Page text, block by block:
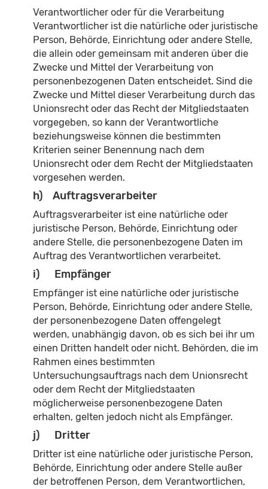
Verantwortlicher oder für die Verarbeitung
Verantwortlicher ist die natürliche oder juristische
Person, Behörde, Einrichtung oder andere Stelle,
die allein oder gemeinsam mit anderen über die
Zwecke und Mittel der Verarbeitung von
personenbezogenen Daten entscheidet. Sind die
Zwecke und Mittel dieser Verarbeitung durch das
Unionsrecht oder das Recht der Mitgliedstaaten
vorgegeben, so kann der Verantwortliche
beziehungsweise können die bestimmten
Kriterien seiner Benennung nach dem
Unionsrecht oder dem Recht der Mitgliedstaaten
vorgesehen werden.
h) Auftragsverarbeiter
Auftragsverarbeiter ist eine natürliche oder
juristische Person, Behörde, Einrichtung oder
andere Stelle, die personenbezogene Daten im
Auftrag des Verantwortlichen verarbeitet.
i) Empfänger
Empfänger ist eine natürliche oder juristische
Person, Behörde, Einrichtung oder andere Stelle,
der personenbezogene Daten offengelegt
werden, unabhängig davon, ob es sich bei ihr um
einen Dritten handelt oder nicht. Behörden, die im
Rahmen eines bestimmten
Untersuchungsauftrags nach dem Unionsrecht
oder dem Recht der Mitgliedstaaten
möglicherweise personenbezogene Daten
erhalten, gelten jedoch nicht als Empfänger.
j) Dritter
Dritter ist eine natürliche oder juristische Person,
Behörde, Einrichtung oder andere Stelle außer
der betroffenen Person, dem Verantwortlichen,